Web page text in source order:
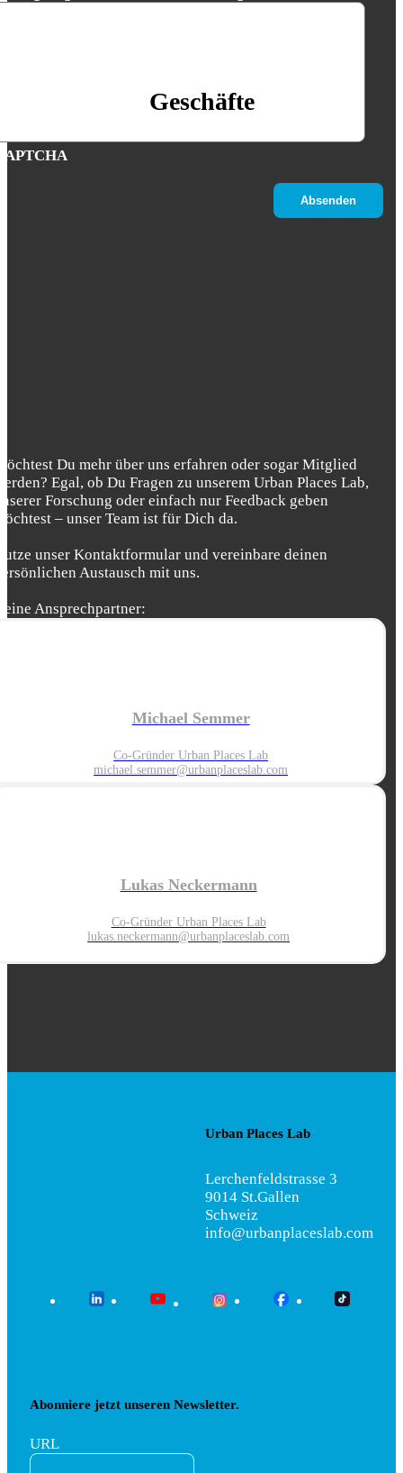
Geschäfte
Du mehr über uns erfahren oder sogar Mitglied
Egal, ob Du Fragen zu unserem Urban Places Lab,
Forschung oder einfach nur Feedback geben
– unser Team ist für Dich da.
unser Kontaktformular und vereinbare deinen
Austausch mit uns.
Ansprechpartner:
Michael Semmer
Co-Gründer Urban Places Lab
michael.semmer@urbanplaceslab.com
Lukas Neckermann
Co-Gründer Urban Places Lab
lukas.neckermann@urbanplaceslab.com
Urban Places Lab
Lerchenfeldstrasse 3
9014 St.Gallen
Schweiz
info@urbanplaceslab.com
Abonniere jetzt unseren Newsletter.
URL